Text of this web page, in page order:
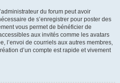
du forum peut avoir
de s’enregistrer pour poster des
vous permet de bénéficier de
aux invités comme les avatars
l’envoi de courriels aux autres membres,
d’un compte est rapide et vivement